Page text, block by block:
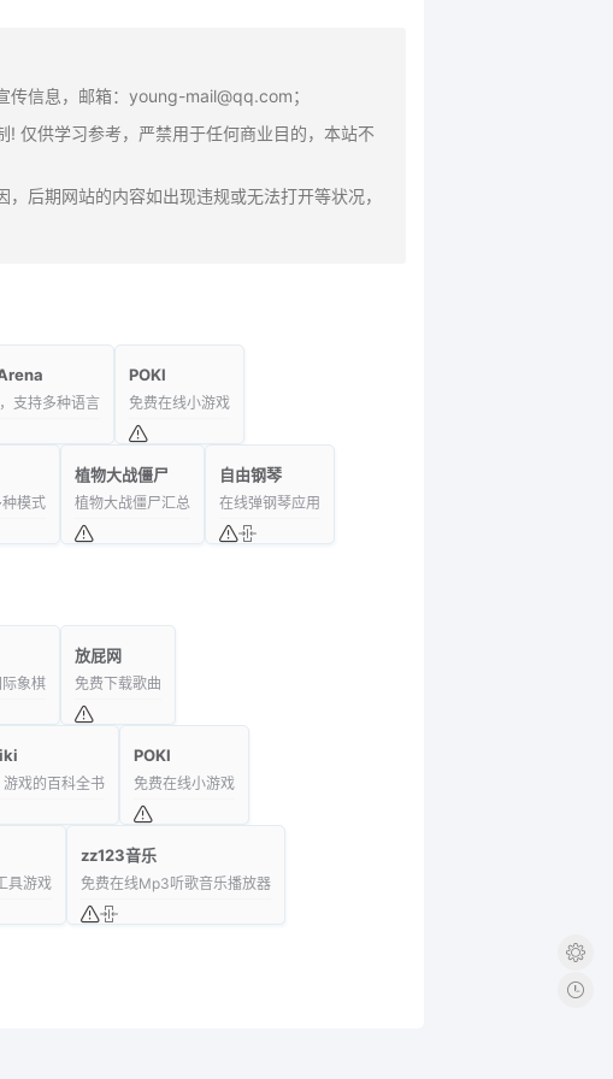
传信息，邮箱：young-mail@qq.com；
仅供学习参考，严禁用于任何商业目的，本站不
后期网站的内容如出现违规或无法打开等状况，
支持多种语言
POKI
免费在线小游戏
模式
植物大战僵尸
植物大战僵尸汇总
自由钢琴
在线弹钢琴应用
象棋
放屁网
免费下载歌曲
游戏的百科全书
POKI
免费在线小游戏
具游戏
zz123音乐
免费在线Mp3听歌音乐播放器